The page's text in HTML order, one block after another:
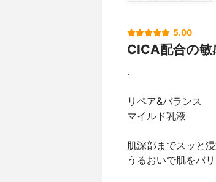
5.00
CICA配合の敏
.
リペア&バランス
マイルド乳液
肌深部までスッと
うるおいで肌をバ